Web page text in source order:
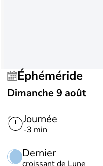
Éphéméride
Dimanche 9 août
Journée
-3 min
Dernier
croissant de Lune